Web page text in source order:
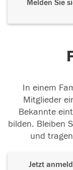
Melden Sie
In einem
Mitglieder
Bekannte
bilden. Bleiben
und
Jetzt